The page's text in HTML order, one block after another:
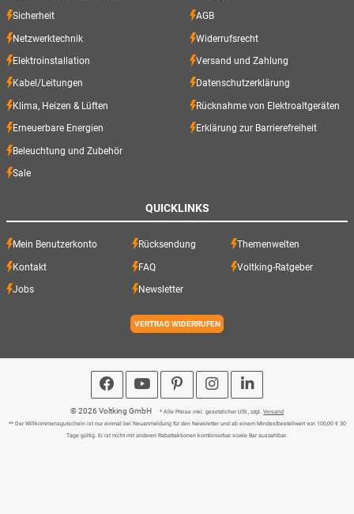
Sicherheit
Netzwerktechnik
Elektroinstallation
Kabel/Leitungen
Klima, Heizen & Lüften
Erneuerbare Energien
Beleuchtung und Zubehör
Sale
AGB
Widerrufsrecht
Versand und Zahlung
Datenschutzerklärung
Rücknahme von Elektroaltgeräten
Erklärung zur Barrierefreiheit
QUICKLINKS
Mein Benutzerkonto Rücksendung Themenwelten
Kontakt FAQ Voltking-Ratgeber
Jobs Newsletter
VERTRAG WIDERRUFEN
© 2026 Voltking GmbH * Alle Preise inkl. gesetzlicher USt., zzgl. Versand
** Der Willkommensgutschein ist nur einmal bei Neuanmeldung für den Newsletter und ab einem Mindestbestellwert von 100,00 € 30
Tage gültig. Er ist nicht mit anderen Rabattaktionen kombinierbar sowie Bar auszahlbar.